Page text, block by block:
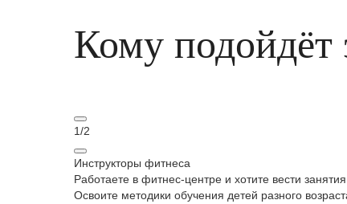
Кому подойдёт
1/2
Инструкторы фитнеса
Работаете в фитнес‑центре и хотите вести
Освоите методики обучения детей разного